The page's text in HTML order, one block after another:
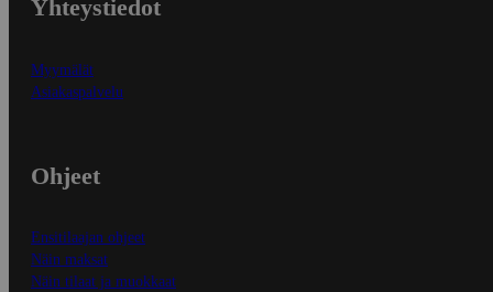
Yhteystiedot
Myymälät
Asiakaspalvelu
Ohjeet
Ensitilaajan ohjeet
Näin maksat
Näin tilaat ja muokkaat